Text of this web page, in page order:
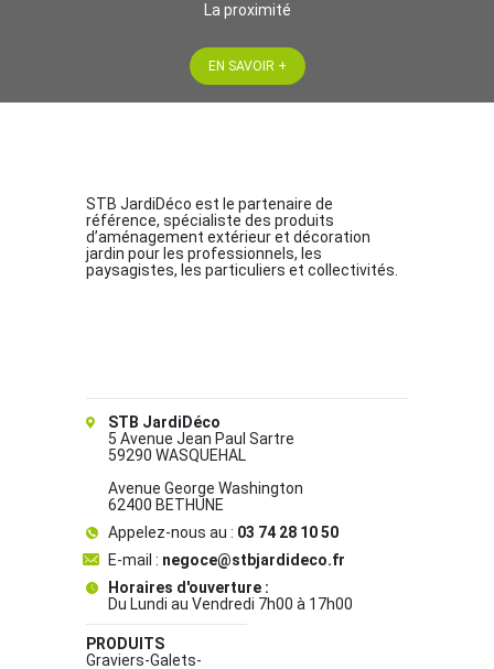
La proximité
EN SAVOIR +
STB JardiDéco est le partenaire de
référence, spécialiste des produits
d’aménagement extérieur et décoration
jardin pour les professionnels, les
paysagistes, les particuliers et collectivités.
STB JardiDéco
5 Avenue Jean Paul Sartre
59290 WASQUEHAL
Avenue George Washington
62400 BETHUNE
Appelez-nous au : 03 74 28 10 50
E-mail : negoce@stbjardideco.fr
Horaires d'ouverture :
Du Lundi au Vendredi 7h00 à 17h00
PRODUITS
Graviers-Galets-